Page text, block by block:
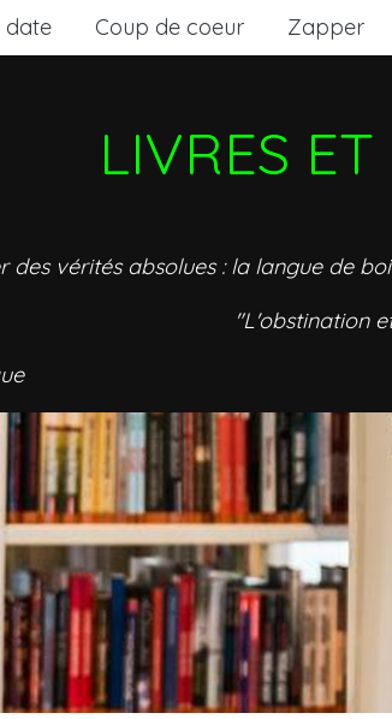
date Coup de coeur Zapper
LIVRES
des vérités absolues : la langue de
"L'obstination